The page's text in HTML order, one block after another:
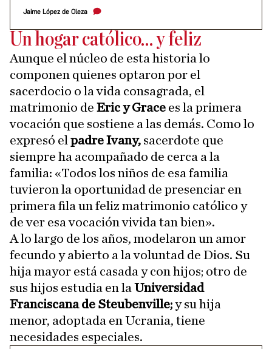
Jaime López de Oleza
Un hogar católico… y feliz
Aunque el núcleo de esta historia lo
componen quienes optaron por el
sacerdocio o la vida consagrada, el
matrimonio de Eric y Grace es la primera
vocación que sostiene a las demás. Como lo
expresó el padre Ivany, sacerdote que
siempre ha acompañado de cerca a la
familia: «Todos los niños de esa familia
tuvieron la oportunidad de presenciar en
primera fila un feliz matrimonio católico y
de ver esa vocación vivida tan bien».
A lo largo de los años, modelaron un amor
fecundo y abierto a la voluntad de Dios. Su
hija mayor está casada y con hijos; otro de
sus hijos estudia en la Universidad
Franciscana de Steubenville;y su hija
menor, adoptada en Ucrania, tiene
necesidades especiales.